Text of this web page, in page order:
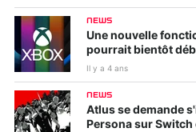
NEWS
Une nouvelle
pourrait bientôt
Il y a 4 ans
NEWS
Atlus se demande
Persona sur Switch